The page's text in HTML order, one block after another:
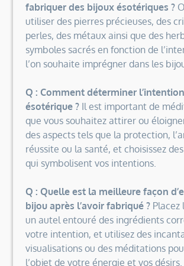
fabriquer des bijoux ésotériques ?
utiliser des pierres précieuses, des
perles, des métaux ainsi que des
symboles sacrés en fonction de
l’on souhaite imprégner dans les
Q : Comment déterminer
ésotérique ? Il est important de
que vous souhaitez attirer ou
des aspects tels que la protection,
réussite ou la santé, et choisissez
qui symbolisent vos intentions.
Q : Quelle est la meilleure façon
bijou après l’avoir fabriqué ? Placez
un autel entouré des ingrédients
votre intention, et utilisez des
visualisations ou des méditations
l’objet de votre énergie et vos désirs.